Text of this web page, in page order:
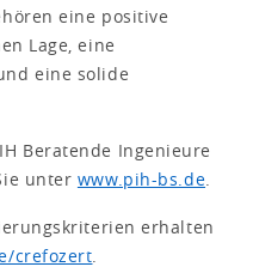
eine positive
Lage, eine
eine solide
Beratende Ingenieure
unter www.pih-bs.de.
erhalten
crefozert.